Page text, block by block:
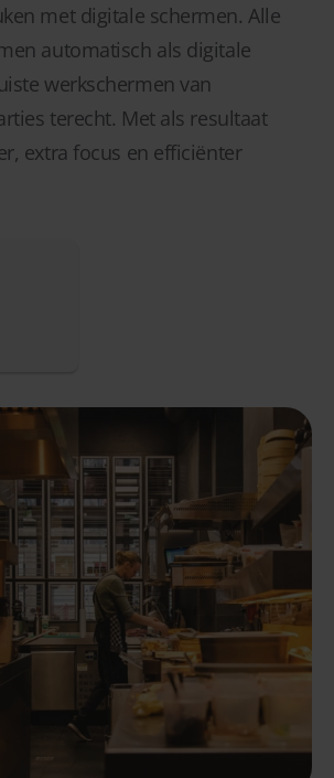
met digitale schermen. Alle
automatisch als digitale
werkschermen van
terecht. Met als resultaat
extra focus en efficiënter